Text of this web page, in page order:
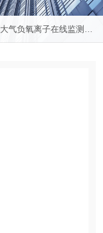
大气负氧离子在线监测系统